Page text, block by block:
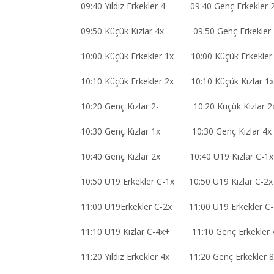
09:40 Yıldız Erkekler 4- 09:40 Genç Erkekler
09:50 Küçük Kızlar 4x 09:50 Genç Erkekler
10:00 Küçük Erkekler 1x 10:00 Küçük Erkekler
10:10 Küçük Erkekler 2x 10:10 Küçük Kızlar 1x
10:20 Genç Kızlar 2- 10:20 Küçük Kızlar
10:30 Genç Kızlar 1x 10:30 Genç Kızlar 4x
10:40 Genç Kızlar 2x 10:40 U19 Kızlar C-1x
10:50 U19 Erkekler C-1x 10:50 U19 Kızlar C-2x
11:00 U19Erkekler C-2x 11:00 U19 Erkekler
11:10 U19 Kızlar C-4x+ 11:10 Genç Erkekler
11:20 Yıldız Erkekler 4x 11:20 Genç Erkekler